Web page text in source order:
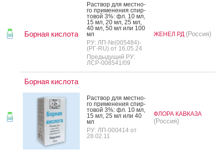
Борная кислота
Рас­твор для мес­тно­
го при­мене­ния спир­
то­вой 3%: фл. 10 мл,
15 мл, 20 мл, 25 мл,
40 мл, 50 мл или 100
мл
РУ: ЛП-№(005484)-
(РГ-RU) от 16.05.24
Предыдущий РУ:
ЛСР-008541/09
ЖЕНЕЛ РД (Россия)
Борная кислота
Рас­твор для мес­тно­
го при­мене­ния спир­
то­вой 3%: фл. 10 мл,
15 мл, 25 мл или 40
мл
РУ: ЛП-000414 от
28.02.11
ФЛОРА КАВКАЗА
(Россия)